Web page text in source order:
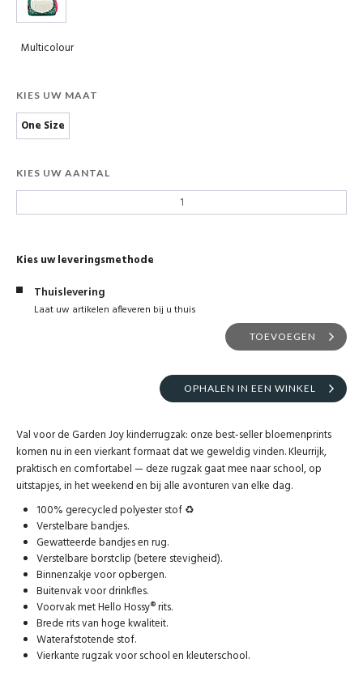
Multicolour
KIES UW MAAT
One Size
KIES UW AANTAL
Kies uw leveringsmethode
Thuislevering
Laat uw artikelen afleveren bij u thuis
TOEVOEGEN
OPHALEN IN EEN WINKEL
Val voor de Garden Joy kinderrugzak: onze best-seller bloemenprints
komen nu in een vierkant formaat dat we geweldig vinden. Kleurrijk,
praktisch en comfortabel — deze rugzak gaat mee naar school, op
uitstapjes, in het weekend en bij alle avonturen van elke dag.
100% gerecycled polyester stof ♻️
Verstelbare bandjes.
Gewatteerde bandjes en rug.
Verstelbare borstclip (betere stevigheid).
Binnenzakje voor opbergen.
Buitenvak voor drinkfles.
Voorvak met Hello Hossy® rits.
Brede rits van hoge kwaliteit.
Waterafstotende stof.
Vierkante rugzak voor school en kleuterschool.